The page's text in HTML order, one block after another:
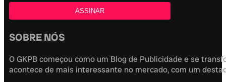
SOBRE NÓS
O GKPB começou como um Blog de Publicidade e se
acontece de mais interessante no mercado, com um